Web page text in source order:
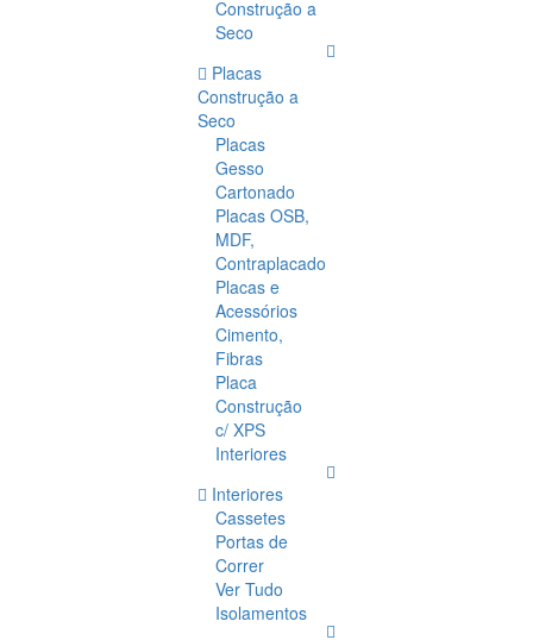
Construção a
Seco
Placas
Construção a
Seco
Placas
Gesso
Cartonado
Placas OSB,
MDF,
Contraplacado
Placas e
Acessórios
Cimento,
Fibras
Placa
Construção
c/ XPS
Interiores
Interiores
Cassetes
Portas de
Correr
Ver Tudo
Isolamentos